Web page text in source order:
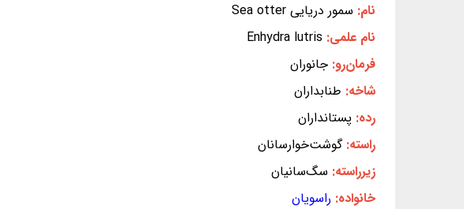
نام: سمور دریایی Sea otter
نام علمی: Enhydra lutris
فرمان‌رو: جانوران
شاخه: طنابداران
رده: پستانداران
راسته:گوشت‌خوارسانان
زیرراسته: سگ‌سانیان
خانواده: راسویان